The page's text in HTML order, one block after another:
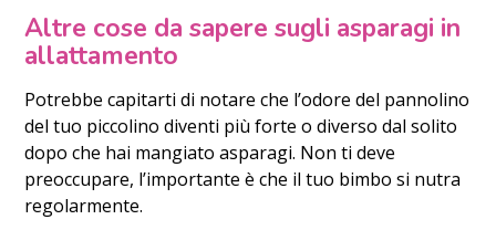
Altre cose da sapere sugli asparagi in
allattamento
Potrebbe capitarti di notare che l’odore del pannolino
del tuo piccolino diventi più forte o diverso dal solito
dopo che hai mangiato asparagi. Non ti deve
preoccupare, l’importante è che il tuo bimbo si nutra
regolarmente.